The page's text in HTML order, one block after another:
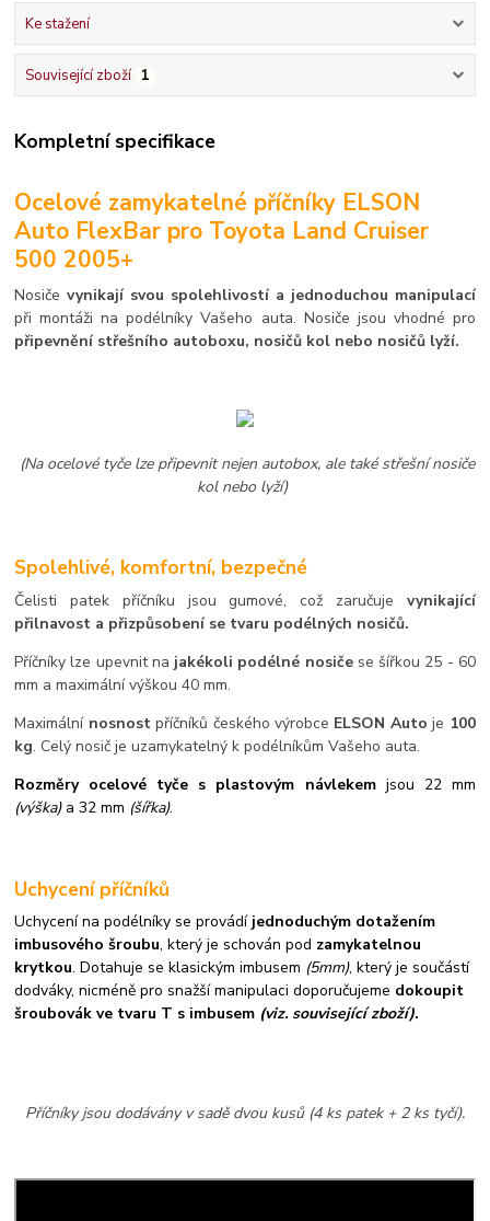
Ke stažení
Související zboží 1
Kompletní specifikace
Ocelové zamykatelné příčníky ELSON
Auto FlexBar pro Toyota Land Cruiser
500 2005+
Nosičevynikají svou spolehlivostí a jednoduchou manipulací
při montáži na podélníky Vašeho auta. Nosiče jsou vhodné pro
připevnění střešního autoboxu, nosičů kol nebo nosičů lyží.
(Na ocelové tyče lze připevnit nejen autobox, ale také střešní nosiče
kol nebo lyží)
Spolehlivé, komfortní, bezpečné
Čelisti patek příčníku jsou gumové, což zaručuje vynikající
přilnavost a přizpůsobení se tvaru podélných nosičů.
Příčníky lze upevnit na jakékoli podélné nosičese šířkou 25 - 60
mm a maximální výškou 40 mm.
Maximální nosnostpříčníků českého výrobce ELSON Autoje 100
kg. Celý nosič je uzamykatelný k podélníkům Vašeho auta.
Rozměry ocelové tyče s plastovým návlekemjsou 22 mm
(výška)a 32 mm (šířka).
Uchycení příčníků
Uchycení na podélníky se provádí jednoduchým dotažením
imbusového šroubu, který je schován pod zamykatelnou
krytkou. Dotahuje se klasickým imbusem (5mm), který je součástí
dodváky, nicméně pro snažší manipulaci doporučujeme dokoupit
šroubovák ve tvaru T s imbusem (viz. související zboží).
Příčníky jsou dodávány v sadě dvou kusů (4 ks patek + 2 ks tyčí).